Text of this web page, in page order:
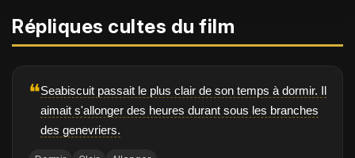
Répliques cultes du film
❝Seabiscuit passait le plus clair de son temps à dormir. Il
aimait s'allonger des heures durant sous les branches
des genevriers.